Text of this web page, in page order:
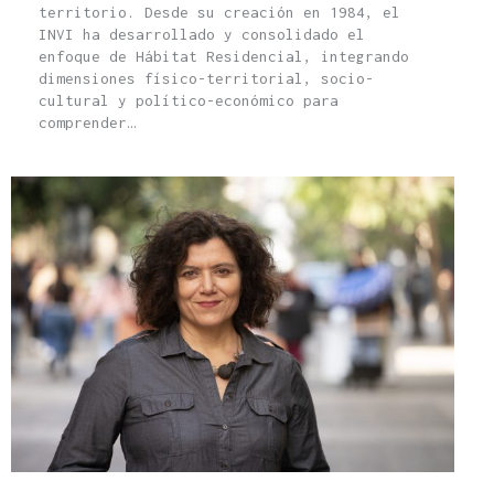
territorio. Desde su creación en 1984, el
INVI ha desarrollado y consolidado el
enfoque de Hábitat Residencial, integrando
dimensiones físico-territorial, socio-
cultural y político-económico para
comprender…